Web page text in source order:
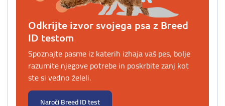
Odkrijte izvor svojega psa z Breed
ID testom
Spoznajte pasme iz katerih izhaja vaš pes, bolje
razumite njegove potrebe in poskrbite zanj kot
ste si vedno želeli.
Naroči Breed ID test